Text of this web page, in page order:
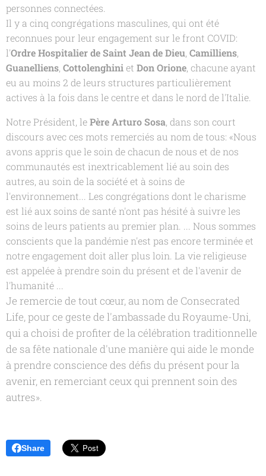
personnes connectées.
Il y a cinq congrégations masculines, qui ont été
reconnues pour leur engagement sur le front COVID:
l'Ordre Hospitalier de Saint Jean de Dieu, Camilliens,
Guanelliens, Cottolenghiniet Don Orione, chacune ayant
eu au moins 2 de leurs structures particulièrement
actives à la fois dans le centre et dans le nord de l'Italie.
Notre Président, lePère Arturo Sosa, dans son court
discours avec ces mots remerciés au nom de tous: «Nous
avons appris que le soin de chacun de nous et de nos
communautés est inextricablement lié au soin des
autres, au soin de la société et à soins de
l'environnement... Les congrégations dont le charisme
est lié aux soins de santé n'ont pas hésité à suivre les
soins de leurs patients au premier plan. ... Nous sommes
conscients que la pandémie n'est pas encore terminée et
notre engagement doit aller plus loin. La vie religieuse
est appelée à prendre soin du présent et de l'avenir de
l'humanité ...
Je remercie de tout cœur, au nom de Consecrated
Life, pour ce geste de l'ambassade du Royaume-Uni,
qui a choisi de profiter de la célébration traditionnelle
de sa fête nationale d'une manière qui aide le monde
à prendre conscience des défis du présent pour la
avenir, en remerciant ceux qui prennent soin des
autres».
Share